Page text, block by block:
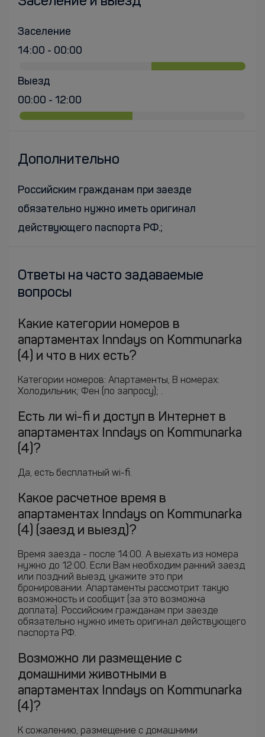
Заселение
14:00 - 00:00
Выезд
00:00 - 12:00
Дополнительно
Российским гражданам при заезде
обязательно нужно иметь оригинал
действующего паспорта РФ.;
Ответы на часто задаваемые
вопросы
Какие категории номеров в
апартаментах Inndays on Kommunarka
(4) и что в них есть?
Категории номеров: Апартаменты, В номерах:
Холодильник; Фен (по запросу); .
Есть ли wi-fi и доступ в Интернет в
апартаментах Inndays on Kommunarka
(4)?
Да, есть бесплатный wi-fi.
Какое расчетное время в
апартаментах Inndays on Kommunarka
(4) (заезд и выезд)?
Время заезда - после 14:00. А выехать из номера
нужно до 12:00. Если Вам необходим ранний заезд
или поздний выезд, укажите это при
бронировании. Апартаменты рассмотрит такую
возможность и сообщит (за это возможна
доплата). Российским гражданам при заезде
обязательно нужно иметь оригинал действующего
паспорта РФ.
Возможно ли размещение с
домашними животными в
апартаментах Inndays on Kommunarka
(4)?
К сожалению, размещение с домашними